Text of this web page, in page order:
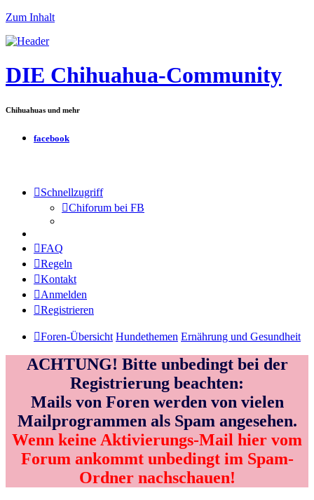
Zum Inhalt
DIE Chihuahua-Community
Chihuahuas und mehr
facebook
Schnellzugriff
Chiforum bei FB
FAQ
Regeln
Kontakt
Anmelden
Registrieren
Foren-Übersicht Hundethemen Ernährung und Gesundheit
ACHTUNG! Bitte unbedingt bei der
Registrierung beachten:
Mails von Foren werden von vielen
Mailprogrammen als Spam angesehen.
Wenn keine Aktivierungs-Mail hier vom
Forum ankommt unbedingt im Spam-
Ordner nachschauen!